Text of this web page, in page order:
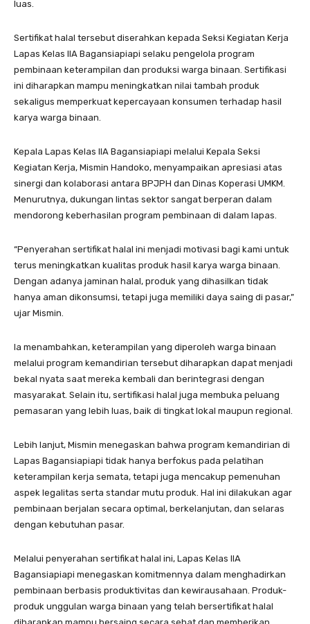
luas.
Sertifikat halal tersebut diserahkan kepada Seksi Kegiatan Kerja
Lapas Kelas IIA Bagansiapiapi selaku pengelola program
pembinaan keterampilan dan produksi warga binaan. Sertifikasi
ini diharapkan mampu meningkatkan nilai tambah produk
sekaligus memperkuat kepercayaan konsumen terhadap hasil
karya warga binaan.
Kepala Lapas Kelas IIA Bagansiapiapi melalui Kepala Seksi
Kegiatan Kerja, Mismin Handoko, menyampaikan apresiasi atas
sinergi dan kolaborasi antara BPJPH dan Dinas Koperasi UMKM.
Menurutnya, dukungan lintas sektor sangat berperan dalam
mendorong keberhasilan program pembinaan di dalam lapas.
“Penyerahan sertifikat halal ini menjadi motivasi bagi kami untuk
terus meningkatkan kualitas produk hasil karya warga binaan.
Dengan adanya jaminan halal, produk yang dihasilkan tidak
hanya aman dikonsumsi, tetapi juga memiliki daya saing di pasar,”
ujar Mismin.
Ia menambahkan, keterampilan yang diperoleh warga binaan
melalui program kemandirian tersebut diharapkan dapat menjadi
bekal nyata saat mereka kembali dan berintegrasi dengan
masyarakat. Selain itu, sertifikasi halal juga membuka peluang
pemasaran yang lebih luas, baik di tingkat lokal maupun regional.
Lebih lanjut, Mismin menegaskan bahwa program kemandirian di
Lapas Bagansiapiapi tidak hanya berfokus pada pelatihan
keterampilan kerja semata, tetapi juga mencakup pemenuhan
aspek legalitas serta standar mutu produk. Hal ini dilakukan agar
pembinaan berjalan secara optimal, berkelanjutan, dan selaras
dengan kebutuhan pasar.
Melalui penyerahan sertifikat halal ini, Lapas Kelas IIA
Bagansiapiapi menegaskan komitmennya dalam menghadirkan
pembinaan berbasis produktivitas dan kewirausahaan. Produk-
produk unggulan warga binaan yang telah bersertifikat halal